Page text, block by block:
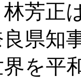
芳正
県知
を平